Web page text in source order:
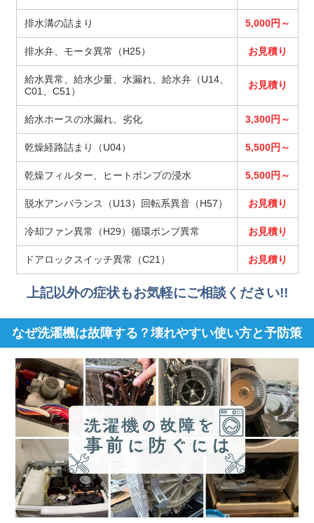
排水溝の詰まり 5,000円～
排水弁、モータ異常（H25） お見積り
給水異常、給水少量、水漏れ、給水弁（U14、
C01、C51）
お見積り
給水ホースの水漏れ、劣化 3,300円～
乾燥経路詰まり（U04） 5,500円～
乾燥フィルター、ヒートポンプの浸水 5,500円～
脱水アンバランス（U13）回転系異音（H57） お見積り
冷却ファン異常（H29）循環ポンプ異常 お見積り
ドアロックスイッチ異常（C21） お見積り
上記以外の症状もお気軽にご相談ください!!
なぜ洗濯機は故障する？壊れやすい使い方と予防策